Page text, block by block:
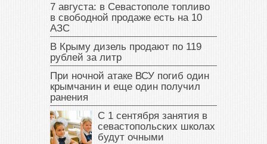
7 августа: в Севастополе топливо
в свободной продаже есть на 10
АЗС
В Крыму дизель продают по 119
рублей за литр
При ночной атаке ВСУ погиб один
крымчанин и еще один получил
ранения
С 1 сентября занятия в
севастопольских школах
будут очными